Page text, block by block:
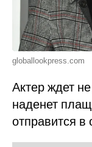
globallookpress.com
Актер ждет
наденет
отправится в